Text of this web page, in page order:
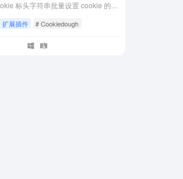
扩展插件 # Cookiedough